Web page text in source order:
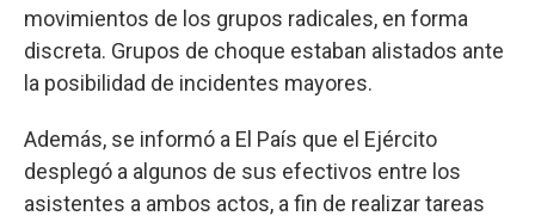
movimientos de los grupos radicales, en forma
discreta. Grupos de choque estaban alistados ante
la posibilidad de incidentes mayores.
Además, se informó a El País que el Ejército
desplegó a algunos de sus efectivos entre los
asistentes a ambos actos, a fin de realizar tareas